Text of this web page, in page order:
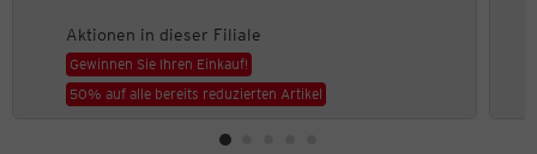
Aktionen in dieser Filiale
Gewinnen Sie Ihren Einkauf!
50% auf alle bereits reduzierten Artikel